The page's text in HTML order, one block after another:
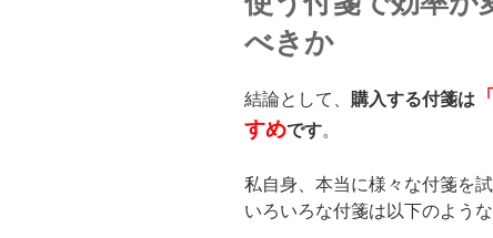
べきか
結論として、 購入する付箋は
すめです。
私自身、本当に様々な付箋を試
いろいろな付箋は以下のよう